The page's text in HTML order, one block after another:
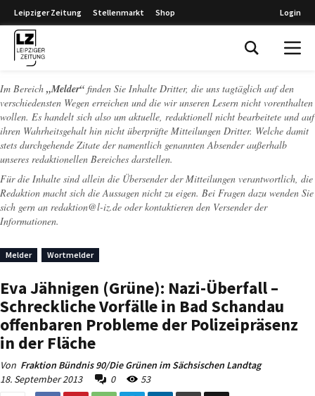
Leipziger Zeitung Stellenmarkt Shop Login
Im Bereich „Melder“ finden Sie Inhalte Dritter, die uns tagtäglich auf den
verschiedensten Wegen erreichen und die wir unseren Lesern nicht vorenthalten
wollen. Es handelt sich also um aktuelle, redaktionell nicht bearbeitete und auf
ihren Wahrheitsgehalt hin nicht überprüfte Mitteilungen Dritter. Welche damit
stets durchgehende Zitate der namentlich genannten Absender außerhalb
unseres redaktionellen Bereiches darstellen.
Für die Inhalte sind allein die Übersender der Mitteilungen verantwortlich, die
Redaktion macht sich die Aussagen nicht zu eigen. Bei Fragen dazu wenden Sie
sich gern an redaktion@l-iz.de oder kontaktieren den Versender der
Informationen.
Melder Wortmelder
Eva Jähnigen (Grüne): Nazi-Überfall –
Schreckliche Vorfälle in Bad Schandau
offenbaren Probleme der Polizeipräsenz
in der Fläche
Von Fraktion Bündnis 90/Die Grünen im Sächsischen Landtag
18. September 2013
0 53